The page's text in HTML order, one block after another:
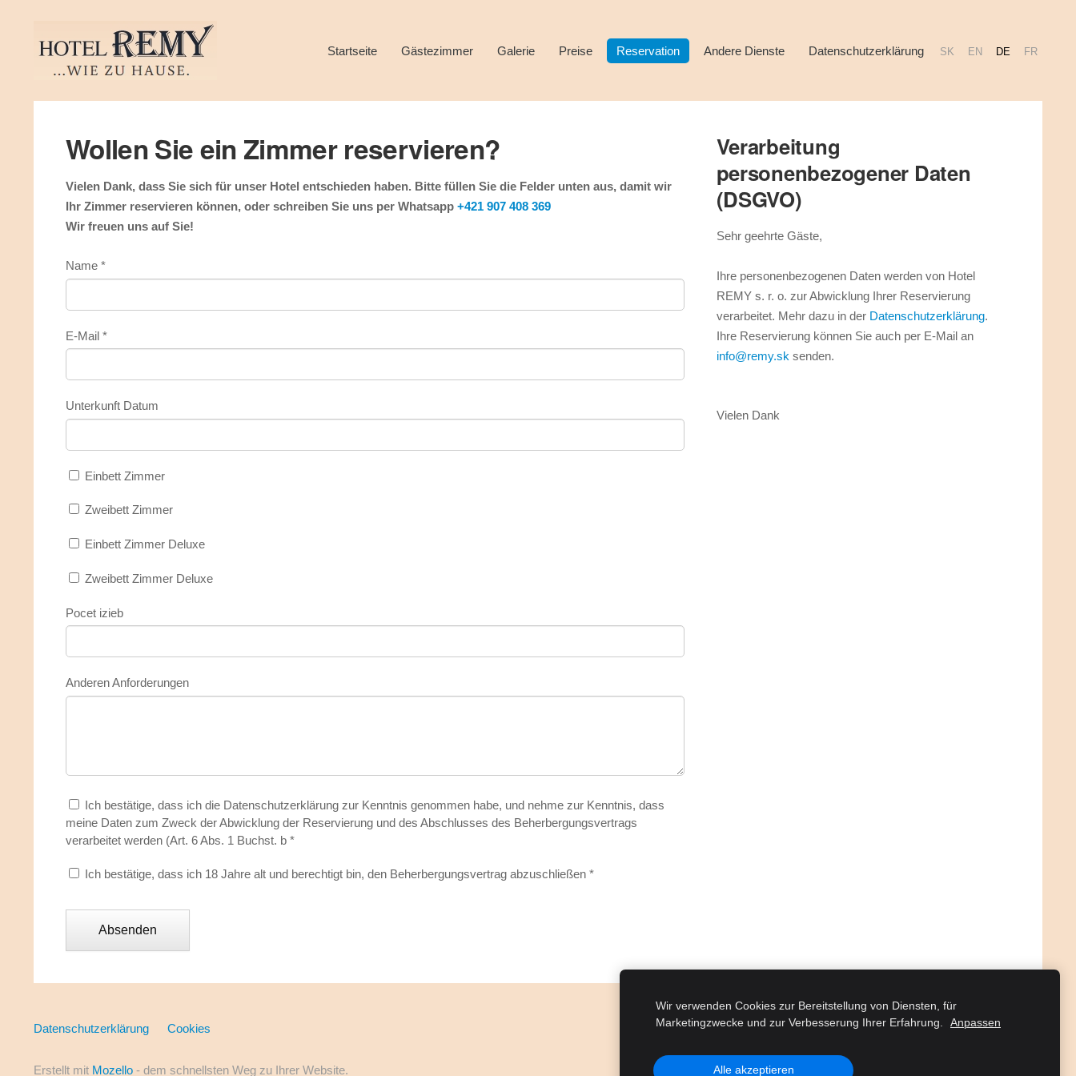
Startseite Gästezimmer Galerie Preise Reservation Andere Dienste Datenschutzerklärung SK EN DE FR
Wollen Sie ein Zimmer reservieren?
Vielen Dank, dass Sie sich für unser Hotel entschieden haben. Bitte füllen Sie die Felder unten aus, damit wir
Ihr Zimmer reservieren können, oder schreiben Sie uns per Whatsapp +421 907 408 369
Wir freuen uns auf Sie!
Name *
E-Mail *
Unterkunft Datum
Einbett Zimmer
Zweibett Zimmer
Einbett Zimmer Deluxe
Zweibett Zimmer Deluxe
Pocet izieb
Anderen Anforderungen
Ich bestätige, dass ich die Datenschutzerklärung zur Kenntnis genommen habe, und nehme zur Kenntnis, dass
meine Daten zum Zweck der Abwicklung der Reservierung und des Abschlusses des Beherbergungsvertrags
verarbeitet werden (Art. 6 Abs. 1 Buchst. b *
Ich bestätige, dass ich 18 Jahre alt und berechtigt bin, den Beherbergungsvertrag abzuschließen *
Verarbeitung
personenbezogener Daten
(DSGVO)
Sehr geehrte Gäste,
Ihre personenbezogenen Daten werden von Hotel
REMY s. r. o. zur Abwicklung Ihrer Reservierung
verarbeitet. Mehr dazu in der Datenschutzerklärung.
Ihre Reservierung können Sie auch per E-Mail an
info@remy.sk senden.
Vielen Dank
Datenschutzerklärung Cookies
Erstellt mit Mozello - dem schnellsten Weg zu Ihrer Website.
Wir verwenden Cookies zur Bereitstellung von Diensten, für
Marketingzwecke und zur Verbesserung Ihrer Erfahrung.
Anpassen
Alle akzeptieren